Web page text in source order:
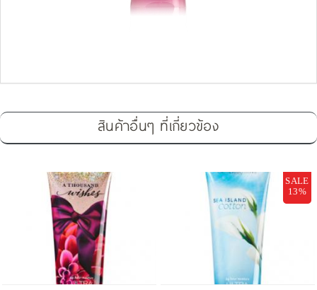
สินค้าอื่นๆ ที่เกี่ยวข้อง
SALE
13%